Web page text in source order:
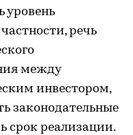
уровень
речь
между
инвестором,
законодательные
срок реализации.